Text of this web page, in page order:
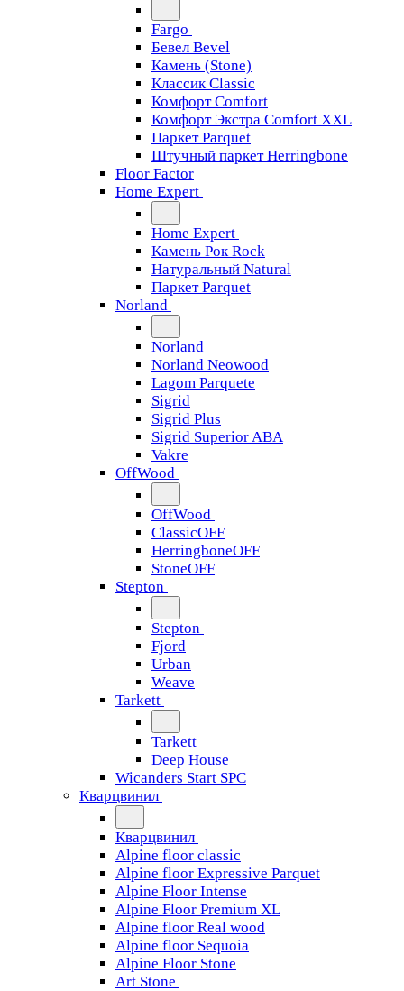
Fargo
Бевел Bevel
Камень (Stone)
Классик Classic
Комфорт Comfort
Комфорт Экстра Comfort XXL
Паркет Parquet
Штучный паркет Herringbone
Floor Factor
Home Expert
Home Expert
Камень Рок Rock
Натуральный Natural
Паркет Parquet
Norland
Norland
Norland Neowood
Lagom Parquete
Sigrid
Sigrid Plus
Sigrid Superior ABA
Vakre
OffWood
OffWood
ClassicOFF
HerringboneOFF
StoneOFF
Stepton
Stepton
Fjord
Urban
Weave
Tarkett
Tarkett
Deep House
Wicanders Start SPC
Кварцвинил
Кварцвинил
Alpine floor classic
Alpine floor Expressive Parquet
Alpine Floor Intense
Alpine Floor Premium XL
Alpine floor Real wood
Alpine floor Sequoia
Alpine Floor Stone
Art Stone